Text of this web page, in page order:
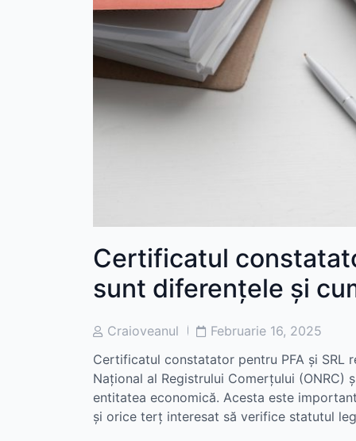
Certificatul
sunt diferențele și
PostCraioveanul
PostFebruarie 16, 2025
Certificatul constatator pentru PFA și
Național al Registrului Comerțului
entitatea economică. Acesta este
și orice terț interesat să verifice statutul